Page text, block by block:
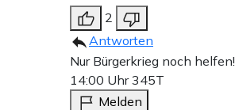
2
Antworten
Nur Bürgerkrieg noch helfen!
14:00 Uhr345T
Melden